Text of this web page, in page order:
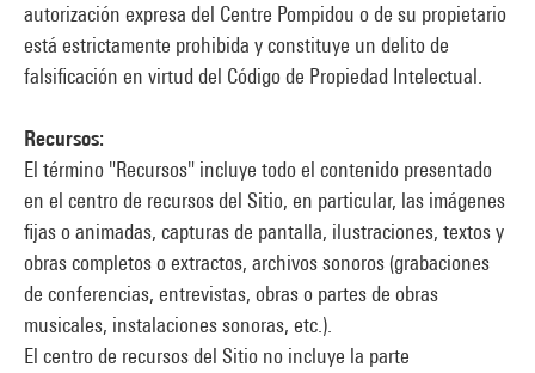
autorización expresa del Centre Pompidou o de su propietario
está estrictamente prohibida y constituye un delito de
falsificación en virtud del Código de Propiedad Intelectual.
Recursos:
El término "Recursos" incluye todo el contenido presentado
en el centro de recursos del Sitio, en particular, las imágenes
fijas o animadas, capturas de pantalla, ilustraciones, textos y
obras completos o extractos, archivos sonoros (grabaciones
de conferencias, entrevistas, obras o partes de obras
musicales, instalaciones sonoras, etc.).
El centro de recursos del Sitio no incluye la parte